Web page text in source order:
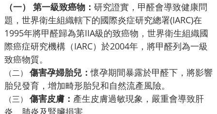
（一） 第一級致癌物： 研究證實，甲醛會導致健康問
題，世界衛生組織轄下的國際炎症研究總署(IARC)在
1995年將甲醛歸為第IIA級的致癌物，世界衛生組織國
際癌症研究機構（IARC）於2004年，將甲醛列為一級
致癌物質。
（二）傷害孕婦胎兒：懷孕期間暴露於甲醛下，將影響
胎兒發育，增加畸形胎兒和自然流產風險。
（三）傷害皮膚： 產生皮膚過敏現象，嚴重會導致肝
炎、肺炎及腎臟損害。